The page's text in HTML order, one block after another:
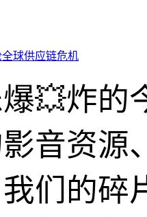
💥炸的
音资源
们的碎